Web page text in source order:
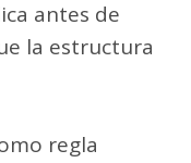
essimular
optimizando el
que
del